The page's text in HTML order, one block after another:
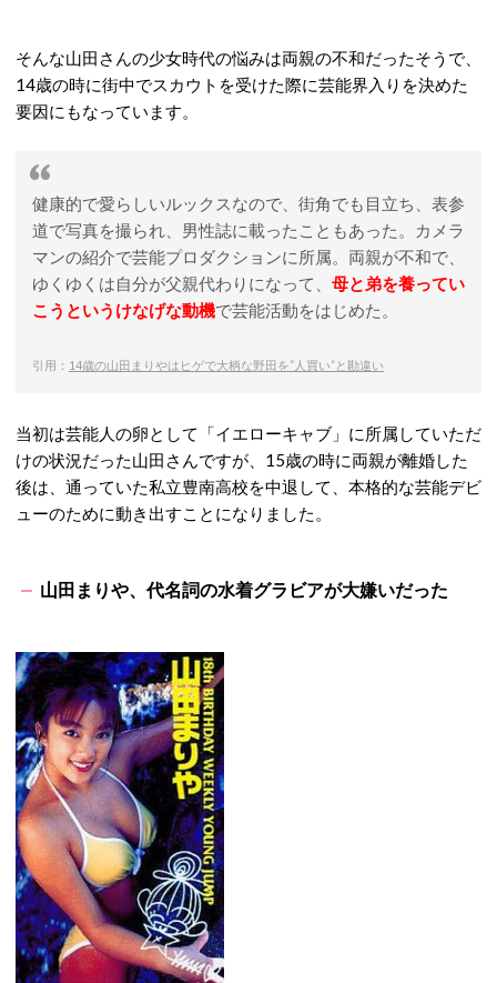
そんな山田さんの少女時代の悩みは両親の不和だったそうで、
14歳の時に街中でスカウトを受けた際に芸能界入りを決めた
要因にもなっています。
健康的で愛らしいルックスなので、街角でも目立ち、表参
道で写真を撮られ、男性誌に載ったこともあった。カメラ
マンの紹介で芸能プロダクションに所属。両親が不和で、
ゆくゆくは自分が父親代わりになって、 母と弟を養ってい
こうというけなげな動機で芸能活動をはじめた。
引用： 14歳の山田まりやはヒゲで大柄な野田を“人買い”と勘違い
当初は芸能人の卵として「イエローキャブ」に所属していただ
けの状況だった山田さんですが、15歳の時に両親が離婚した
後は、通っていた私立豊南高校を中退して、本格的な芸能デビ
ューのために動き出すことになりました。
山田まりや、代名詞の水着グラビアが大嫌いだった